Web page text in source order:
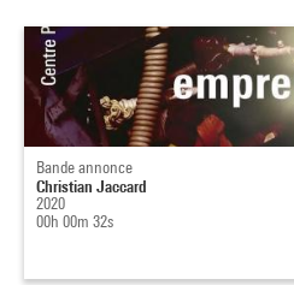
Bande annonce
Christian Jaccard
2020
00h 00m 32s